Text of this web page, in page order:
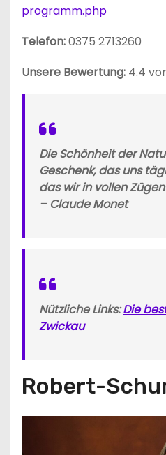
programm.php
Telefon:0375 2713260
Unsere Bewertung: 4.4
Die Schönheit der
Geschenk, das uns
das wir in vollen
– Claude Monet
Nützliche Links:Die
Zwickau
Robert-